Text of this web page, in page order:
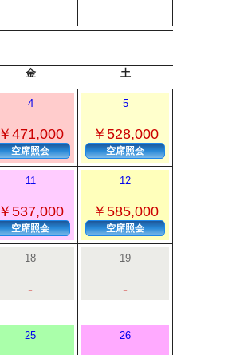
金 土
4
￥471,000
空席照会
5
￥528,000
空席照会
11
￥537,000
空席照会
12
￥585,000
空席照会
18
-
19
-
25 26